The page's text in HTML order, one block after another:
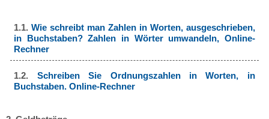
1.1.Wie schreibt man Zahlen in Worten, ausgeschrieben,
in Buchstaben? Zahlen in Wörter umwandeln, Online-
Rechner
1.2. Schreiben Sie Ordnungszahlen in Worten, in
Buchstaben. Online-Rechner